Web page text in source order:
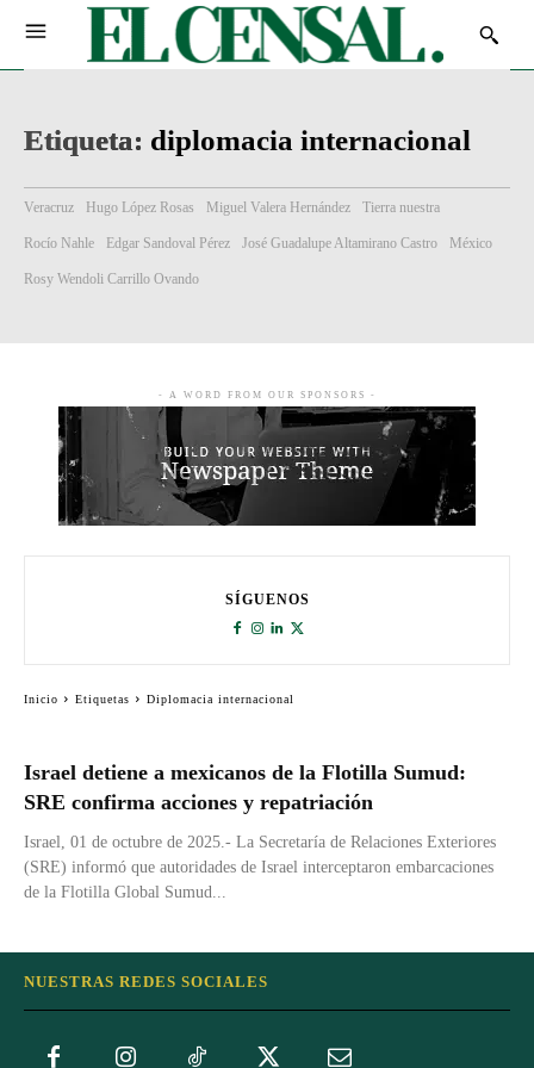
Etiqueta: diplomacia internacional
Veracruz Hugo López Rosas Miguel Valera Hernández Tierra nuestra
Rocío Nahle Edgar Sandoval Pérez José Guadalupe Altamirano Castro México
Rosy Wendoli Carrillo Ovando
Israel detiene a mexicanos de la Flotilla Sumud:
SRE confirma acciones y repatriación
Israel, 01 de octubre de 2025.- La Secretaría de Relaciones Exteriores
(SRE) informó que autoridades de Israel interceptaron embarcaciones
de la Flotilla Global Sumud...
- A WORD FROM OUR SPONSORS -
SÍGUENOS
Inicio Etiquetas Diplomacia internacional
NUESTRAS REDES SOCIALES